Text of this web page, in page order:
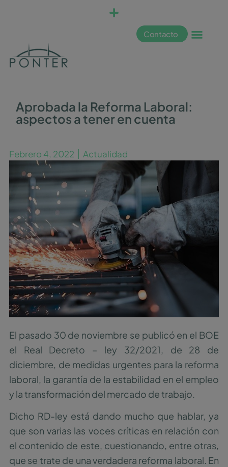
Contacto
Aprobada la Reforma Laboral:
aspectos a tener en cuenta
Febrero 4, 2022 Actualidad
El pasado 30 de noviembre se publicó en el BOE
el Real Decreto – ley 32/2021, de 28 de
diciembre, de medidas urgentes para la reforma
laboral, la garantía de la estabilidad en el empleo
y la transformación del mercado de trabajo.
Dicho RD-ley está dando mucho que hablar, ya
que son varias las voces críticas en relación con
el contenido de este, cuestionando, entre otras,
que se trate de una verdadera reforma laboral. En